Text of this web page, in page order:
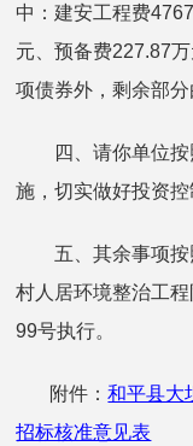
中：建安工程费
元、预备费227.87
项债券外，剩余部
四、请你单位按
施，切实做好投资控
五、其余事项按
村人居环境整治工
99号执行。
附件：和平县大
招标核准意见表